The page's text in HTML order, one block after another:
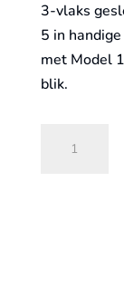
3-vlaks
5 in
met Model
blik.
reserve-